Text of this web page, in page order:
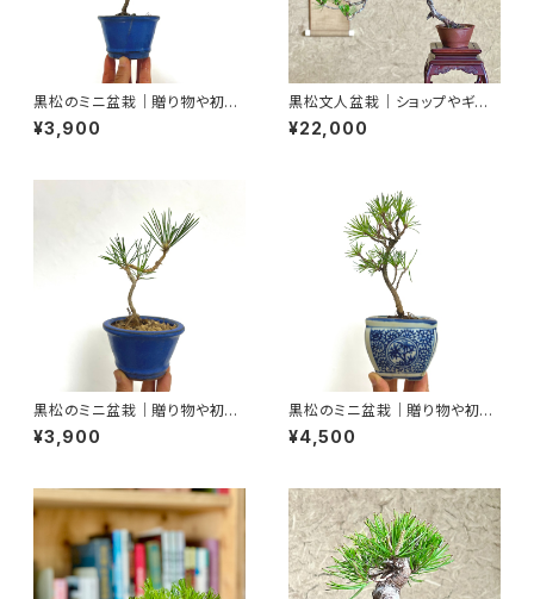
黒松のミニ盆栽｜贈り物や初心
者さん向け｜高さ約25cm
¥3,900
黒松文人盆栽｜ショップやギャラ
リーの空間演出に｜高さ約25c
m
¥22,000
黒松のミニ盆栽｜贈り物や初心
者さん向け｜高さ約19cm
¥3,900
黒松のミニ盆栽｜贈り物や初心
者さん向け｜高さ約22cm
¥4,500